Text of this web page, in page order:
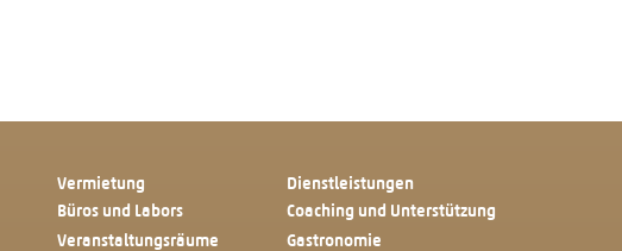
Vermietung
Büros und Labors
Veranstaltungsräume
Dienstleistungen
Coaching und Unterstützung
Gastronomie